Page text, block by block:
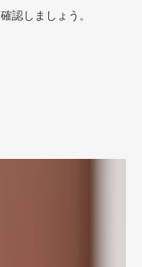
認しましょう。